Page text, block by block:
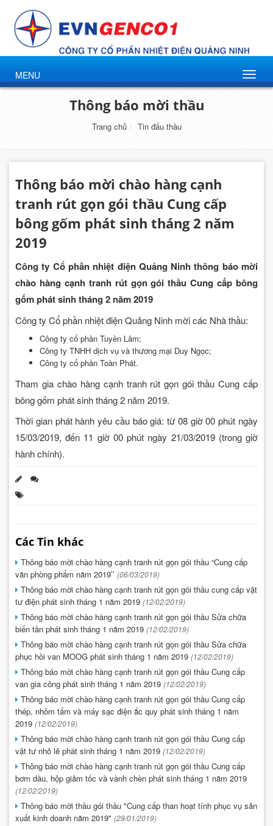
MENU
Thông báo mời thầu
Trang chủ Tin đấu thầu
Thông báo mời chào hàng cạnh
tranh rút gọn gói thầu Cung cấp
bông gốm phát sinh tháng 2 năm
2019
Công ty Cổ phần nhiệt điện Quảng Ninh thông báo mời
chào hàng cạnh tranh rút gọn gói thầu Cung cấp bông
gốm phát sinh tháng 2 năm 2019
Công ty Cổ phần nhiệt điện Quảng Ninh mời các Nhà thầu:
Công ty cổ phần Tuyền Lâm;
Công ty TNHH dịch vụ và thương mại Duy Ngọc;
Công ty cổ phần Toàn Phát.
Tham gia chào hàng cạnh tranh rút gọn gói thầu Cung cấp
bông gốm phát sinh tháng 2 năm 2019.
Thời gian phát hành yêu cầu báo giá: từ 08 giờ 00 phút ngày
15/03/2019, đến 11 giờ 00 phút ngày 21/03/2019 (trong giờ
hành chính).
Các Tin khác
Thông báo mời chào hàng cạnh tranh rút gọn gói thầu “Cung cấp
văn phòng phẩm năm 2019’’ (06/03/2019)
Thông báo mời chào hàng cạnh tranh rút gọn gói thầu cung cấp vật
tư điện phát sinh tháng 1 năm 2019 (12/02/2019)
Thông báo mời chào hàng cạnh tranh rút gọn gói thầu Sửa chữa
biến tần phát sinh tháng 1 năm 2019 (12/02/2019)
Thông báo mời chào hàng cạnh tranh rút gọn gói thầu Sửa chữa
phục hồi van MOOG phát sinh tháng 1 năm 2019 (12/02/2019)
Thông báo mời chào hàng cạnh tranh rút gọn gói thầu Cung cấp
van gia công phát sinh tháng 1 năm 2019 (12/02/2019)
Thông báo mời chào hàng cạnh tranh rút gọn gói thầu Cung cấp
thép, nhôm tấm và máy sạc điện ắc quy phát sinh tháng 1 năm
2019 (12/02/2019)
Thông báo mời chào hàng cạnh tranh rút gọn gói thầu Cung cấp
vật tư nhỏ lẻ phát sinh tháng 1 năm 2019 (12/02/2019)
Thông báo mời chào hàng cạnh tranh rút gọn gói thầu Cung cấp
bơm dầu, hộp giảm tốc và vành chèn phát sinh tháng 1 năm 2019
(12/02/2019)
Thông báo mời thầu gói thầu "Cung cấp than hoạt tính phục vụ sản
xuất kinh doanh năm 2019" (29/01/2019)